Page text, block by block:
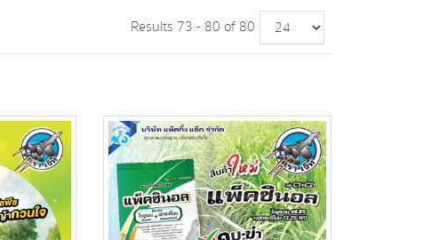
Results 73 - 80 of 80